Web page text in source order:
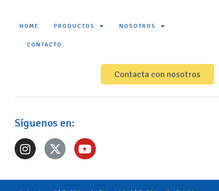
HOME PRODUCTOS NOSOTROS
CONTACTO
Contacta con nosotros
Síguenos en: